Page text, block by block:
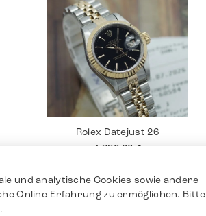
Rolex Datejust 26
4.990,00 €
und analytische Cookies sowie andere
Online-Erfahrung zu ermöglichen. Bitte